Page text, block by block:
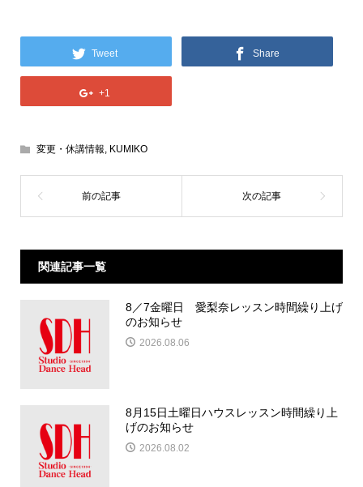
Tweet Share
+1
変更・休講情報, KUMIKO
関連記事一覧
8／7金曜日 愛梨奈レッスン時間繰り上げ
のお知らせ
2026.08.06
8月15日土曜日ハウスレッスン時間繰り上
げのお知らせ
2026.08.02